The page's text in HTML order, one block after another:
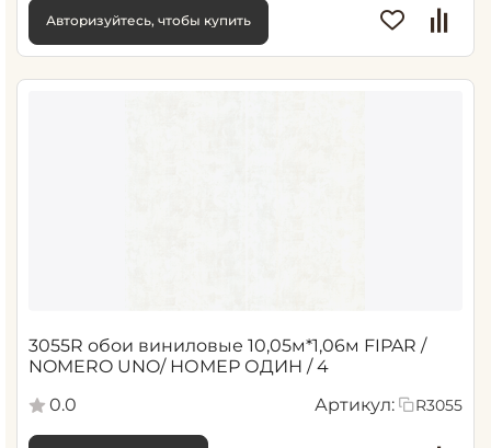
Авторизуйтесь, чтобы купить
3055R обои виниловые 10,05м*1,06м FIPAR /
NOMERO UNO/ НОМЕР ОДИН / 4
0.0
Артикул: R3055